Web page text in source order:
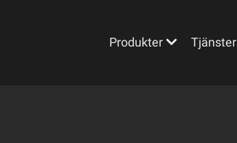
Produkter Tjänster